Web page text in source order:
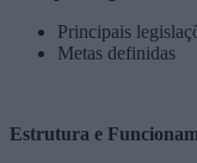
Principais
Metas definidas
Estrutura e